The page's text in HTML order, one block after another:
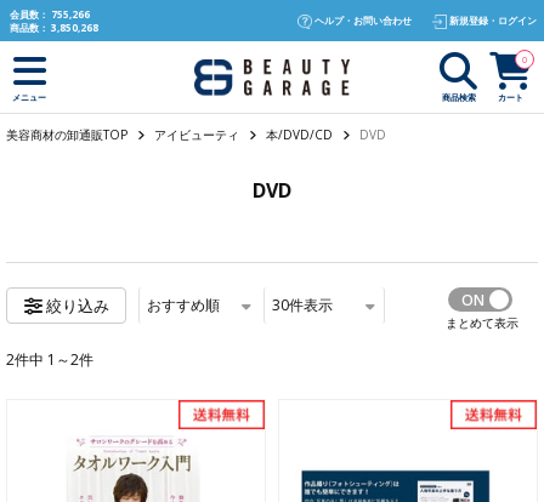
text.skipToContent
text.skipToNavigation
会員数： 755,266
商品数： 3,850,268
ヘルプ・お問い合わせ 新規登録・ログイン
メニュー 商品検索 カート
0
美容商材の卸通販TOP アイビューティ 本/DVD/CD DVD
DVD
絞り込み おすすめ順 30件表示
まとめて表示
2件中 1～2件